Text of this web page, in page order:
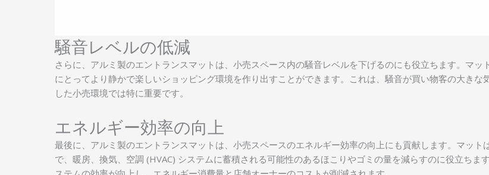
騒音レベルの低減
さらに、アルミ製のエントランスマットは、小売スペース内の騒音レベルを下げるのにも役立ちます。マッ
にとってより静かで楽しいショッピング環境を作り出すことができます。これは、騒音が買い物客の大きな
した小売環境では特に重要です。
エネルギー効率の向上
最後に、アルミ製のエントランスマットは、小売スペースのエネルギー効率の向上にも貢献します。マット
で、暖房、換気、空調 (HVAC) システムに蓄積される可能性のあるほこりやゴミの量を減らすのに役立ちま